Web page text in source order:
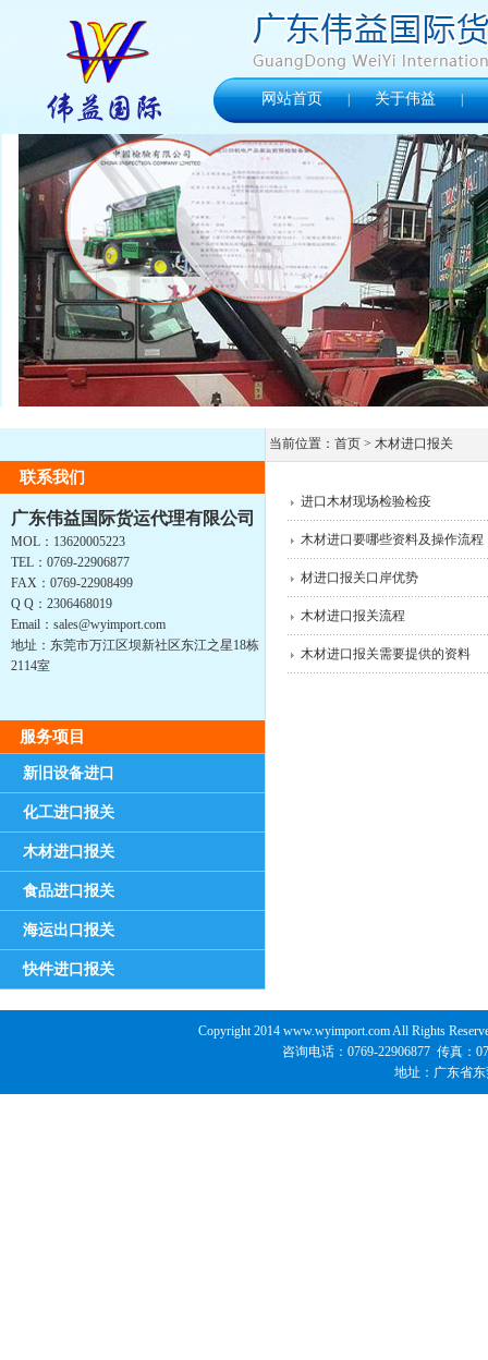
网站首页 | 关于伟益 |
联系我们
广东伟益国际货运代理有限公司
MOL：13620005223
TEL：0769-22906877
FAX：0769-22908499
Q Q：2306468019
Email：sales@wyimport.com
地址：东莞市万江区坝新社区东江之星18栋
2114室
服务项目
新旧设备进口
化工进口报关
木材进口报关
食品进口报关
海运出口报关
快件进口报关
当前位置： 首页 > 木材进口报关
进口木材现场检验检疫
木材进口要哪些资料及操作流程
材进口报关口岸优势
木材进口报关流程
木材进口报关需要提供的资料
Copyright 2014 www.wyimport.com All Rights
咨询电话：0769-22906877 传真：
地址：广东省